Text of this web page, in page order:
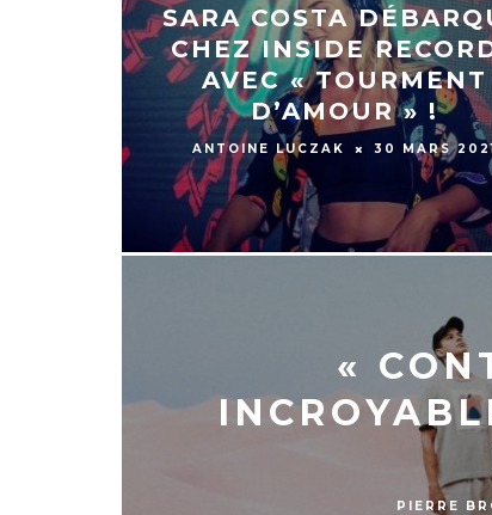
SARA COSTA
CHEZ INSIDE
AVEC « TOURMENT
D’AMOUR » !
ANTOINE LUCZAK 30 MARS
«
PIERRE